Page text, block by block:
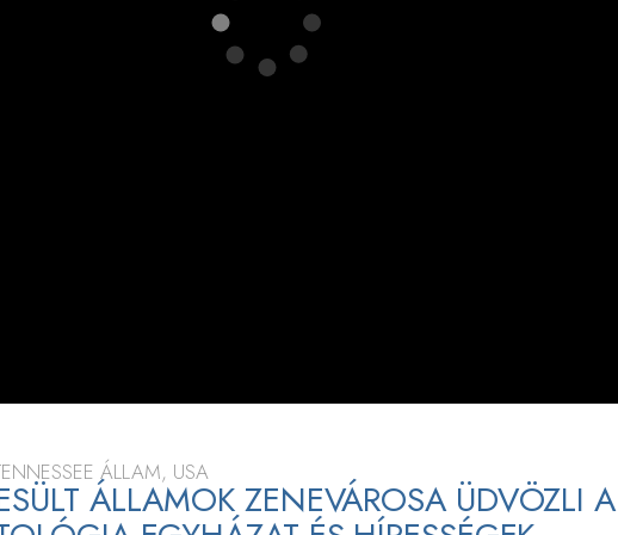
ÁLLAM, USA
ÁLLAMOK ZENEVÁROSA ÜDVÖZLI A